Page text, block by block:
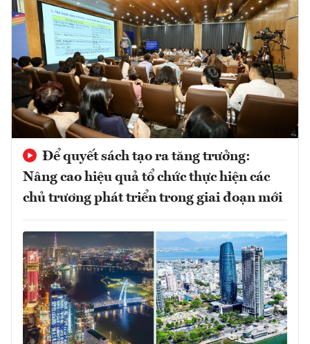
Để quyết sách tạo ra tăng trưởng:
Nâng cao hiệu quả tổ chức thực hiện các
chủ trương phát triển trong giai đoạn mới